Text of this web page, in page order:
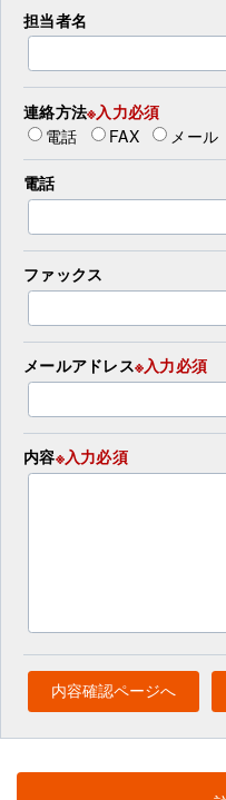
担当者名
連絡方法※入力必須
電話
FAX メール
電話
ファックス
メールアドレス※入力必須
内容※入力必須